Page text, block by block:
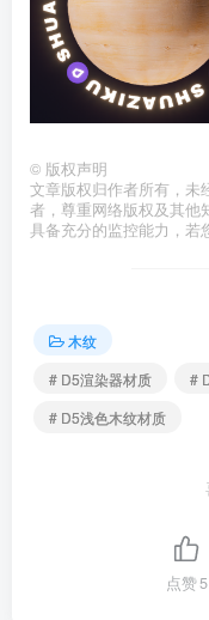
© 版权声明
文章版权归作者所有，未
者，尊重网络版权及其他
具备充分的监控能力，若
木纹
# D5渲染器材质
#
# D5浅色木纹材质
点赞5